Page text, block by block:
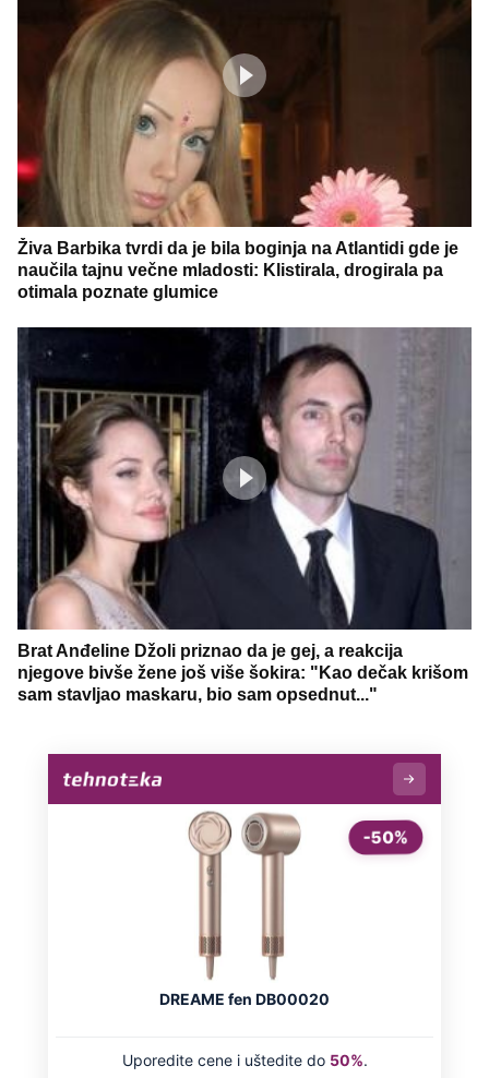
Živa Barbika tvrdi da je bila boginja na Atlantidi gde je
naučila tajnu večne mladosti: Klistirala, drogirala pa
otimala poznate glumice
Brat Anđeline Džoli priznao da je gej, a reakcija
njegove bivše žene još više šokira: "Kao dečak krišom
sam stavljao maskaru, bio sam opsednut..."